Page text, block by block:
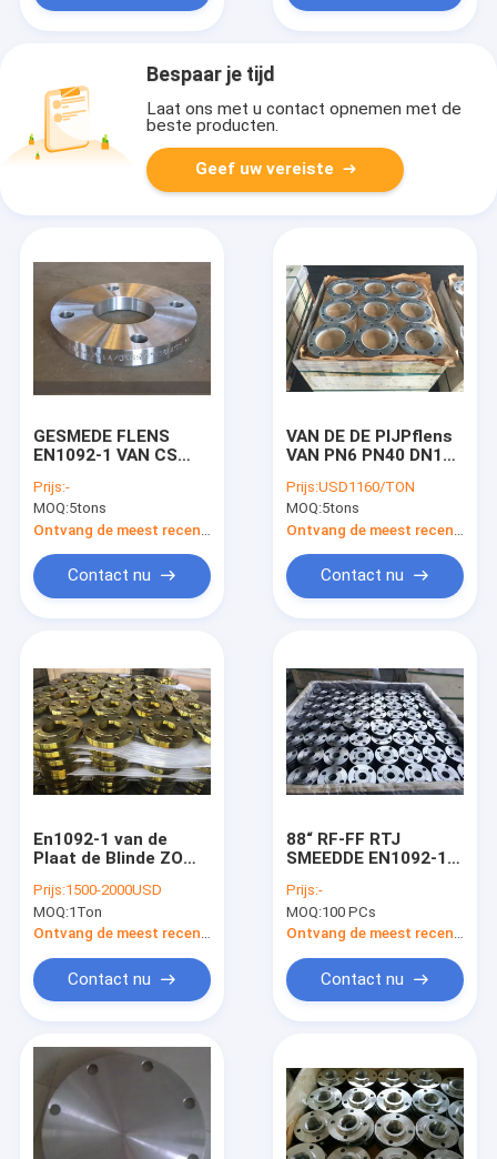
Producten
Ongeveer ons
Bespaar je tijd
Laat ons met u contact opnemen met de
beste producten.
Geef uw vereiste
GESMEDE FLENS
EN1092-1 VAN CS
C22.8SS HET
KOOLSTOFSTAALroestvrij
staal VAN PN6 PN40
Prijs:-
MOQ:5tons
Contact nu
VAN DE DE PIJPflens
VAN PN6 PN40 DN10
KOOLSTOFSTAALroest
HET BEWIJSolie
EN1092-1 DIN
Prijs:USD1160/TON
MOQ:5tons
Contact nu
En1092-1 van de
Plaat de Blinde ZO
PN10 PN16 PN25
PN40 PN100 Olie van
het de Roestbewijs
Prijs:1500-2000USD
MOQ:1Ton
Ontvang de meest recente Prijs
Contact nu
88“ RF-FF RTJ
SMEEDDE EN1092-1
PN16 PN25 PN40
PN160
Prijs:-
MOQ:100 PCs
Ontvang de meest recente Prijs
Contact nu